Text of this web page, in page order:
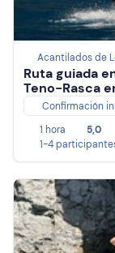
Acantilados de
Ruta guiada
Teno-Rasca
Confirmación
1 hora
5,0
1-4